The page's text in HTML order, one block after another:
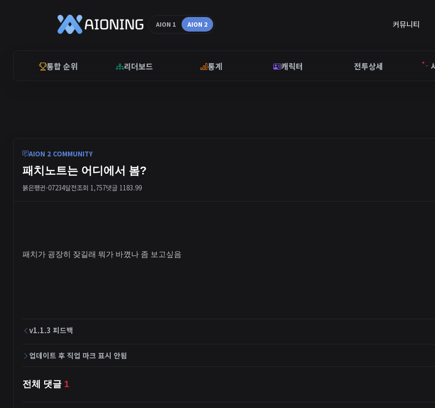
AION 1 AION 2 커뮤니티
통합 순위 리더보드 통계 캐릭터 전투상세
AION 2 COMMUNITY
패치노트는 어디에서 봄?
붉은펭귄-07234달전조회 1,757댓글 1183.99
패치가 굉장히 잦길래 뭐가 바꼈나 좀 보고싶음
v1.1.3 피드백
업데이트 후 직업 마크 표시 안됨
전체 댓글 1